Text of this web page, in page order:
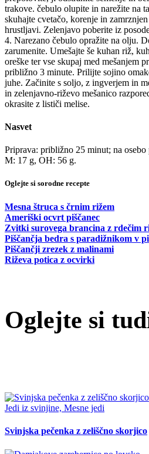
trakove. čebulo olupite in narežite na
skuhajte cvetačo, korenje in
hrustljavi. Zelenjavo poberite iz
4. Narezano čebulo opražite na olju.
zarumenite. Umešajte še kuhan riž,
oreške ter vse skupaj med mešanjem
približno 3 minute. Prilijte sojino
juhe. Začinite s soljo, z ingverjem in
in zelenjavno-riževo mešanico
okrasite z lističi melise.
Nasvet
Priprava: približno 25 minut; na
M: 17 g, OH: 56 g.
Oglejte si sorodne recepte
Mesna štruca s črnim rižem
Ameriški ocvrt piščanec
Zvitki surovega brancina z rdečim
Piščančja bedra s paradižnikom v
Piščančji zrezek z malinami
Riževa potica z ocvirki
Oglejte si
Jedi iz svinjine, Mesne jedi
Svinjska pečenka z zeliščno skorjico